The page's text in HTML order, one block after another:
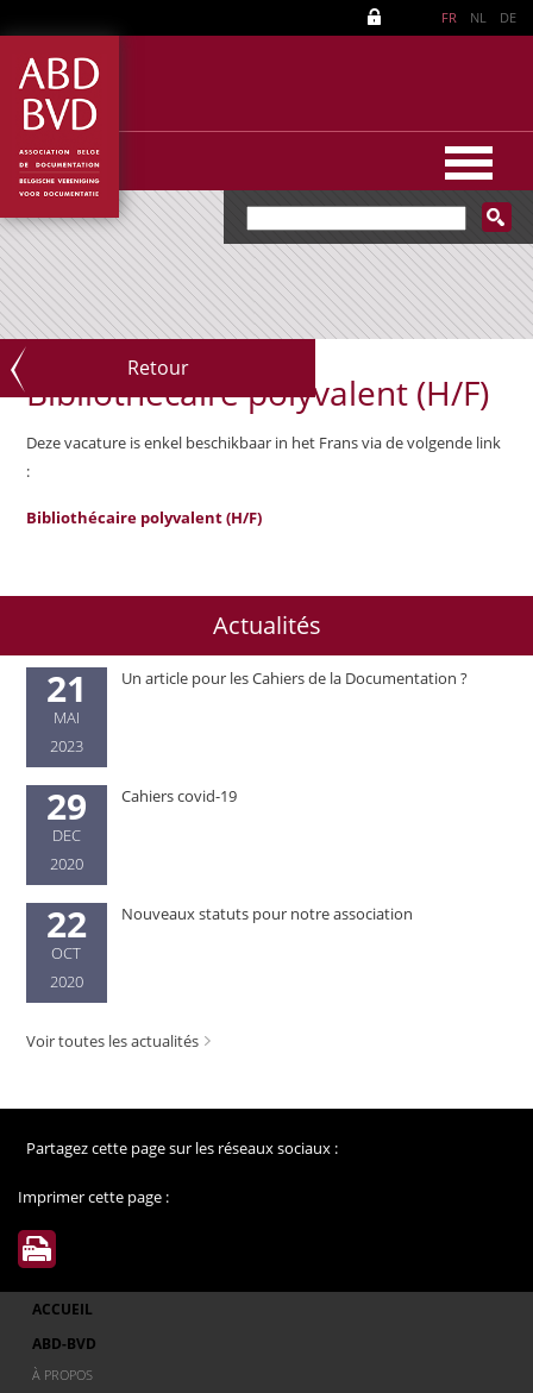
FR NL DE
Retour
Bibliothécaire polyvalent (H/F)
Deze vacature is enkel beschikbaar in het Frans via de volgende link
:
Bibliothécaire polyvalent (H/F)
Actualités
21
MAI
2023
Un article pour les Cahiers de la Documentation ?
29
DEC
2020
Cahiers covid-19
22
OCT
2020
Nouveaux statuts pour notre association
Voir toutes les actualités
Partagez cette page sur les réseaux sociaux :
Imprimer cette page :
ACCUEIL
ABD-BVD
À PROPOS